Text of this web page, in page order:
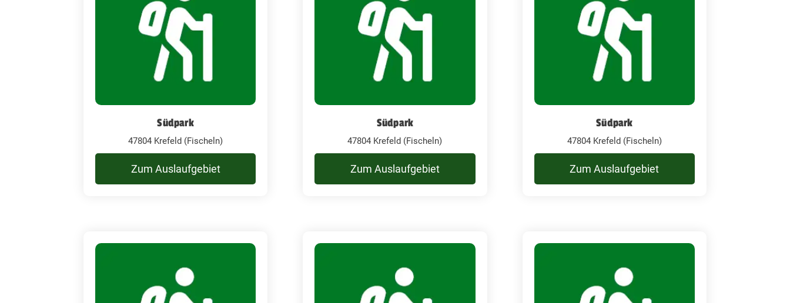
Südpark
47804 Krefeld (Fischeln)
Zum Auslaufgebiet
Südpark
47804 Krefeld (Fischeln)
Zum Auslaufgebiet
Südpark
47804 Krefeld (Fischeln)
Zum Auslaufgebiet